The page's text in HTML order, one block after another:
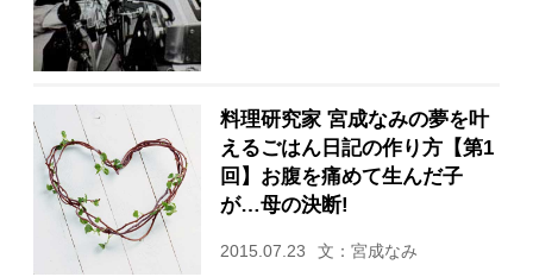
料理研究家 宮成なみの夢を叶
えるごはん日記の作り方【第1
回】お腹を痛めて生んだ子
が…母の決断!
2015.07.23 文：宮成なみ